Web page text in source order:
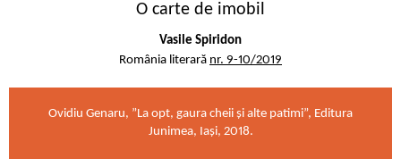
O carte de imobil
Vasile Spiridon
România literară nr. 9-10/2019
Ovidiu Genaru, ”La opt, gaura cheii și alte patimi”, Editura
Junimea, Iași, 2018.